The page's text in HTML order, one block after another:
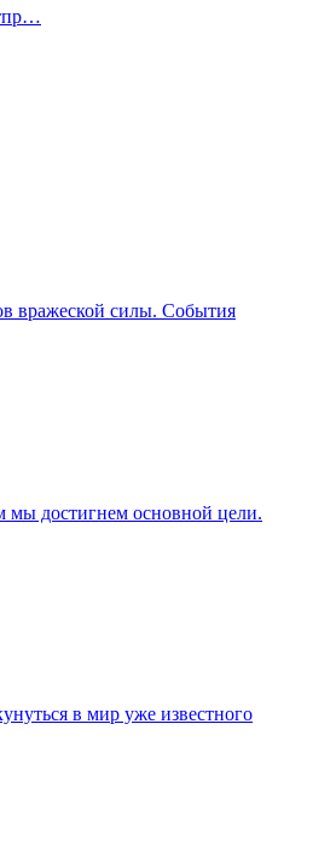
вражеской силы. События
мы достигнем основной цели.
в мир уже известного